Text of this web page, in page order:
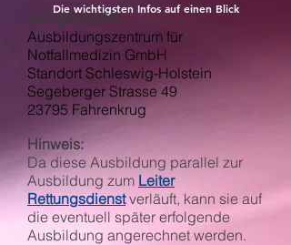
Die wichtigsten Infos auf einen Blick
Lehrgangsort:
Ausbildungszentrum für
Notfallmedizin GmbH
Standort Schleswig-Holstein
Segeberger Strasse 49
23795 Fahrenkrug
Hinweis:
Da diese Ausbildung parallel zur
Ausbildung zum Leiter
Rettungsdienstverläuft, kann sie auf
die eventuell später erfolgende
Ausbildung angerechnet werden.